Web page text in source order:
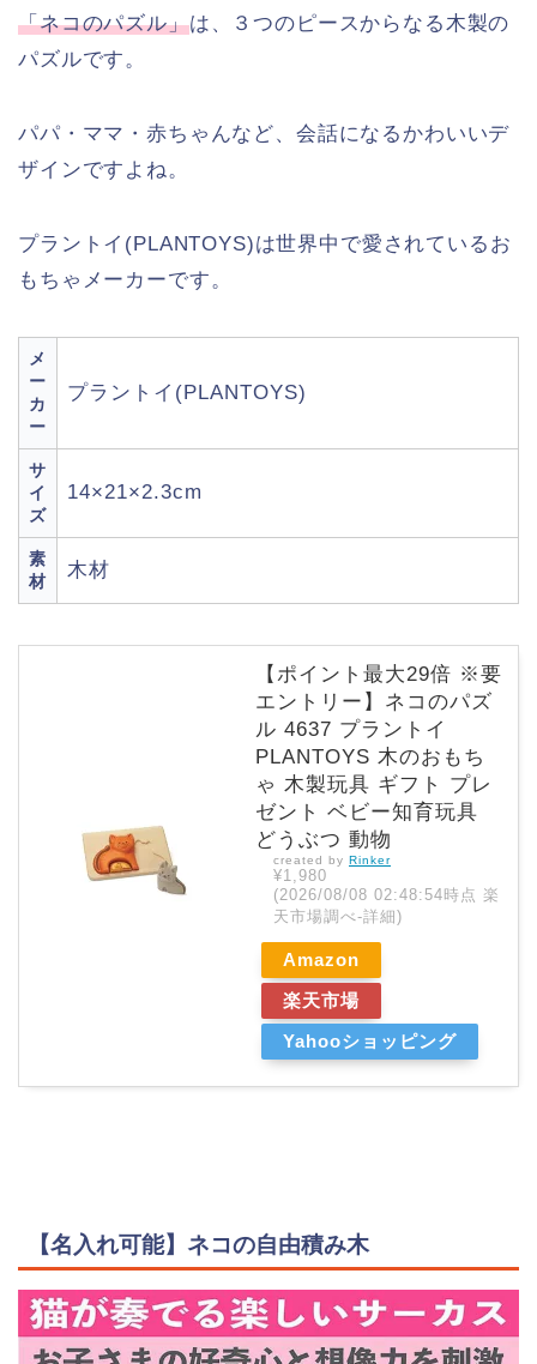
「ネコのパズル」は、３つのピースからなる木製の
パズルです。
パパ・ママ・赤ちゃんなど、会話になるかわいいデ
ザインですよね。
プラントイ(PLANTOYS)は世界中で愛されているお
もちゃメーカーです。
メ
ー
カ
ー
プラントイ(PLANTOYS)
サ
イ
ズ
14×21×2.3cm
素
材
木材
【ポイント最大29倍 ※要
エントリー】ネコのパズ
ル 4637 プラントイ
PLANTOYS 木のおもち
ゃ 木製玩具 ギフト プレ
ゼント ベビー知育玩具
どうぶつ 動物
created by Rinker
¥1,980
(2026/08/08 02:48:54時点 楽
天市場調べ-詳細)
Amazon
楽天市場
Yahooショッピング
【名入れ可能】ネコの自由積み木